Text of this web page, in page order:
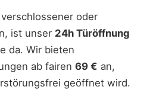
oder
ist unser 24h Türöffnung
da. Wir bieten
ab fairen 69 € an,
geöffnet wird.